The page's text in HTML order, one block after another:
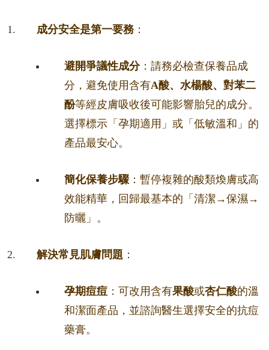
成分安全是第一要務：
避開爭議性成分：請務必檢查保養品成
分，避免使用含有A酸、水楊酸、對苯二
酚等經皮膚吸收後可能影響胎兒的成分。
選擇標示「孕期適用」或「低敏溫和」的
產品最安心。
簡化保養步驟 ：暫停複雜的酸類煥膚或高
效能精華，回歸最基本的「清潔→保濕→
防曬」。
解決常見肌膚問題 ：
孕期痘痘 ：可改用含有果酸或杏仁酸的溫
和潔面產品，並諮詢醫生選擇安全的抗痘
藥膏。